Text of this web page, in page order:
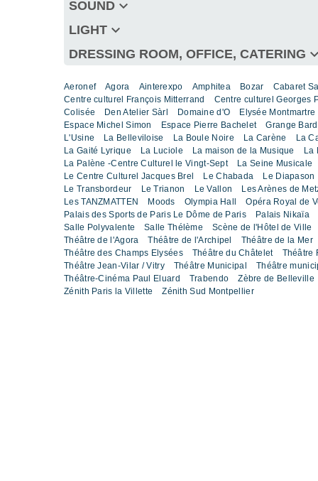
SOUND keyboard_arrow_down
LIGHT keyboard_arrow_down
DRESSING ROOM, OFFICE, CATERING
Aeronef Agora Ainterexpo Amphitea Bozar
Cabaret
Centre culturel François Mitterrand
Centre culturel Georges
Colisée
Den Atelier Sàrl Domaine d'O
Elysée Montmartre
Espace Michel Simon
Espace Pierre Bachelet
Grange
L'Usine
La Belleviloise La Boule Noire La Carène
La
La Gaité Lyrique
La Luciole La maison de la Musique
La
La Palène -Centre Culturel le Vingt-Sept
La Seine Musicale
Le Centre Culturel Jacques Brel
Le Chabada
Le Diapason
Le Transbordeur
Le Trianon Le Vallon
Les Arènes de
Les TANZMATTEN
Moods Olympia Hall
Opéra Royal de
Palais des Sports de Paris Le Dôme de Paris
Palais Nikaïa
Salle Polyvalente
Salle Thélème
Scène de l'Hôtel de Ville
Théâtre de l'Agora
Théâtre de l'Archipel
Théâtre de la Mer
Théâtre des Champs Elysées
Théâtre du Châtelet
Théâtre
Théâtre Jean-Vilar / Vitry
Théâtre Municipal
Théâtre
Théâtre-Cinéma Paul Eluard
Trabendo
Zèbre de Belleville
Zénith Paris la Villette
Zénith Sud Montpellier